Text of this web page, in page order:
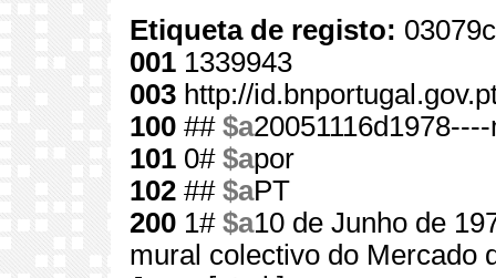
Etiqueta de registo:
001 1339943
003 http://
100 ## $a
101 0# $apor
102 ## $aPT
200 1# $a10 de Junho de
mural colectivo do Mercado